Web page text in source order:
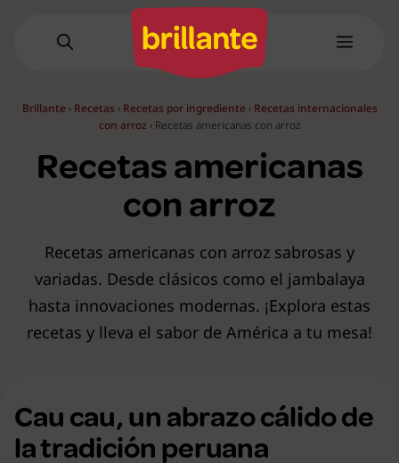
Menú
Brillante › Recetas › Recetas por ingrediente › Recetas internacionales
con arroz › Recetas americanas con arroz
Recetas americanas
con arroz
Recetas americanas con arroz sabrosas y
variadas. Desde clásicos como el jambalaya
hasta innovaciones modernas. ¡Explora estas
recetas y lleva el sabor de América a tu mesa!
Cau cau, un abrazo cálido de
la tradición peruana